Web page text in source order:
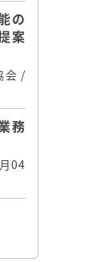
の
案
会 /
務
04